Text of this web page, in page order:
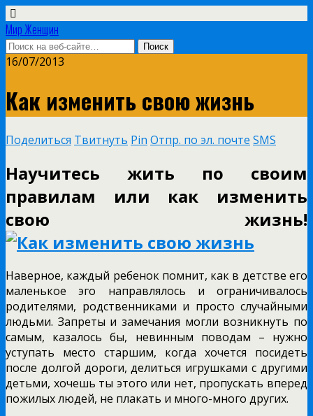
Мир Женщин
16/07/2013
Как изменить свою жизнь
Поделиться Твитнуть Pin Отпр. по эл. почте SMS
Научитесь жить по своим
правилам или как изменить
свою жизнь!
Наверное, каждый ребенок помнит, как в детстве его
маленькое эго направлялось и ограничивалось
родителями, родственниками и просто случайными
людьми. Запреты и замечания могли возникнуть по
самым, казалось бы, невинным поводам – нужно
уступать место старшим, когда хочется посидеть
после долгой дороги, делиться игрушками с другими
детьми, хочешь ты этого или нет, пропускать вперед
пожилых людей, не плакать и много-много других.